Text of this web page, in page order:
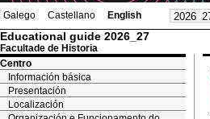
Galego Castellano English
Educational guide 2026_27
Facultade de Historia
Centro
Información básica
Presentación
Localización